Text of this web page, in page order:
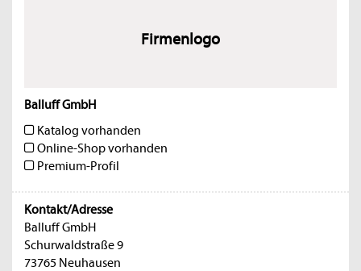
Firmenlogo
Balluff GmbH
Katalog vorhanden
Online-Shop vorhanden
Premium-Profil
Kontakt/Adresse
Balluff GmbH
Schurwaldstraße 9
73765 Neuhausen